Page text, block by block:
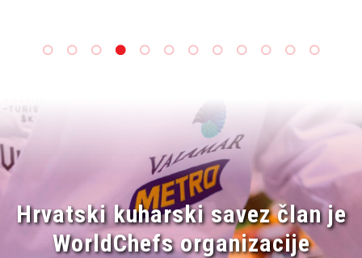
Hrvatski kuharski savez član je
WorldChefs organizacije